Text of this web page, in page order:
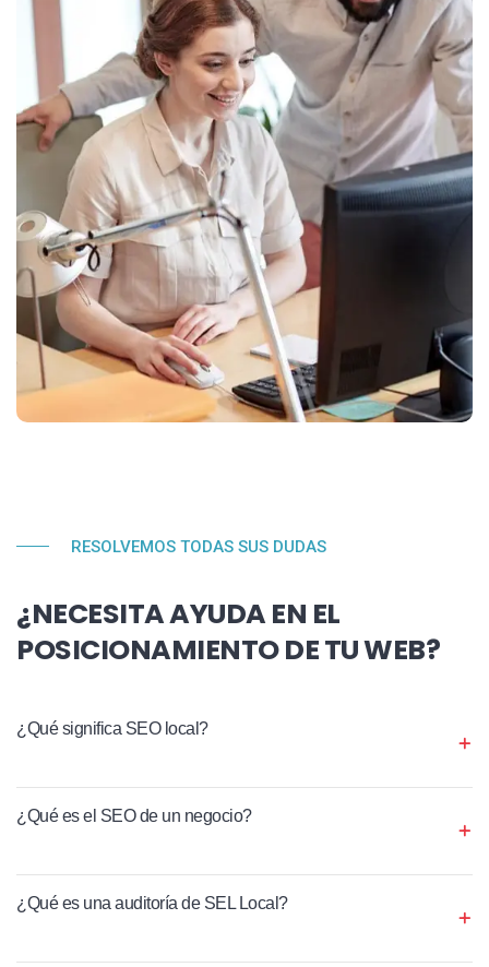
RESOLVEMOS TODAS SUS DUDAS
¿NECESITA AYUDA EN EL
POSICIONAMIENTO DE TU WEB?
¿Qué significa SEO local?
¿Qué es el SEO de un negocio?
¿Qué es una auditoría de SEL Local?